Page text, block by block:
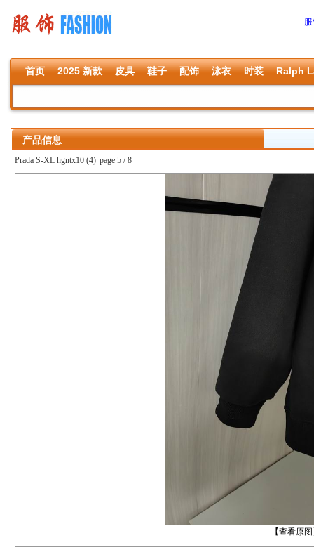
首页 2025 新款 皮具 鞋子 配饰 泳衣 时装 Ralph
产品信息
Prada S-XL hgntx10 (4) page 5 / 8
【查看原
上一张